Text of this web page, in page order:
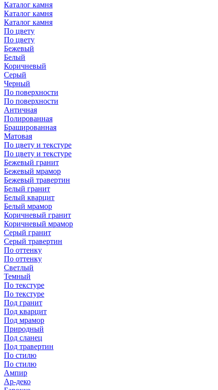
Каталог камня
Каталог камня
Каталог камня
По цвету
По цвету
Бежевый
Белый
Коричневый
Серый
Черный
По поверхности
По поверхности
Античная
Полированная
Брашированная
Матовая
По цвету и текстуре
По цвету и текстуре
Бежевый гранит
Бежевый мрамор
Бежевый травертин
Белый гранит
Белый кварцит
Белый мрамор
Коричневый гранит
Коричневый мрамор
Серый гранит
Серый травертин
По оттенку
По оттенку
Светлый
Темный
По текстуре
По текстуре
Под гранит
Под кварцит
Под мрамор
Природный
Под сланец
Под травертин
По стилю
По стилю
Ампир
Ар-деко